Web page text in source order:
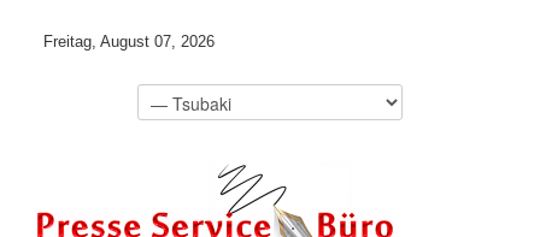
Freitag, August 07, 2026